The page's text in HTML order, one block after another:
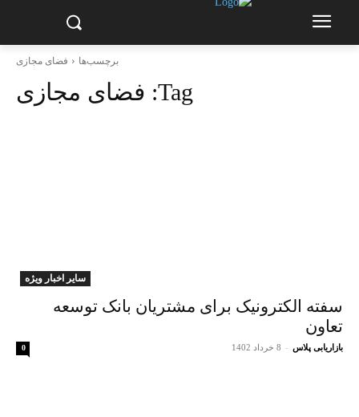
برچسب‌ها فضای مجازی
Tag: فضای مجازی
سایر اخبار ویژه
سفته الکترونیک برای مشتریان بانک توسعه
تعاون
بازاریابی پلاس - 8 خرداد 1402 0